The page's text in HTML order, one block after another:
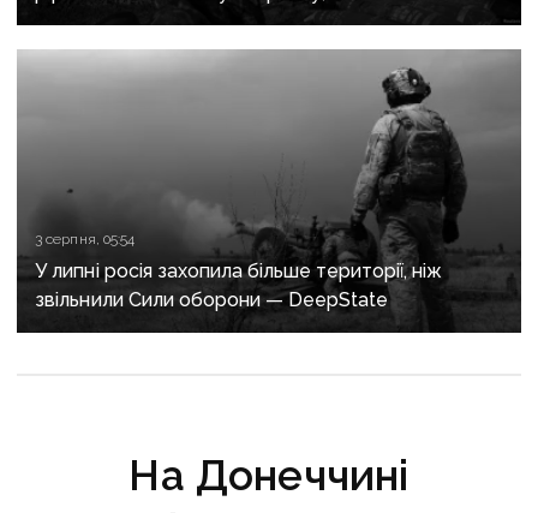
3 серпня, 05:54
У липні росія захопила більше території, ніж
звільнили Сили оборони — DeepState
На Донеччині